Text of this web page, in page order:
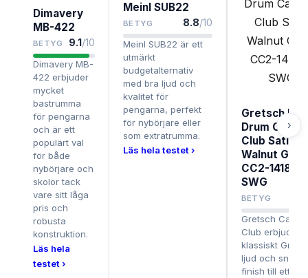
Dimavery
MB-422
BETYG 9.1/10
Dimavery MB-
422 erbjuder
mycket
bastrumma
för pengarna
och är ett
populärt val
för både
nybörjare och
skolor tack
vare sitt låga
pris och
robusta
konstruktion.
Läs hela
testet ›
Meinl SUB22
BETYG 8.8/10
Meinl SUB22 är ett
utmärkt
budgetalternativ
med bra ljud och
kvalitet för
pengarna, perfekt
för nybörjare eller
som extratrumma.
Läs hela testet ›
Gretsch
Drum
Club Satin
Walnut
CC2-1418B-
SWG
BETYG
Gretsch
Club erbjuder
klassiskt
ljud och snygg
finish till ett
›